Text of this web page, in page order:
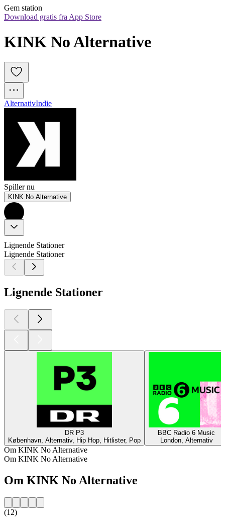
Gem station
Download gratis fra App Store
KINK No Alternative
AlternativIndie
Spiller nu
KINK No Alternative
Lignende Stationer
Lignende Stationer
Lignende Stationer
DR P3
København, Alternativ, Hip Hop, Hitlister, Pop
BBC Radio 6 Music
London, Alternativ
Om KINK No Alternative
Om KINK No Alternative
Om KINK No Alternative
(12)